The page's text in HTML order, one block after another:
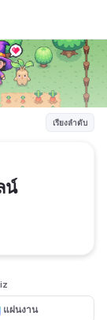
เรียงลำดับ
น์
แผ่นงาน